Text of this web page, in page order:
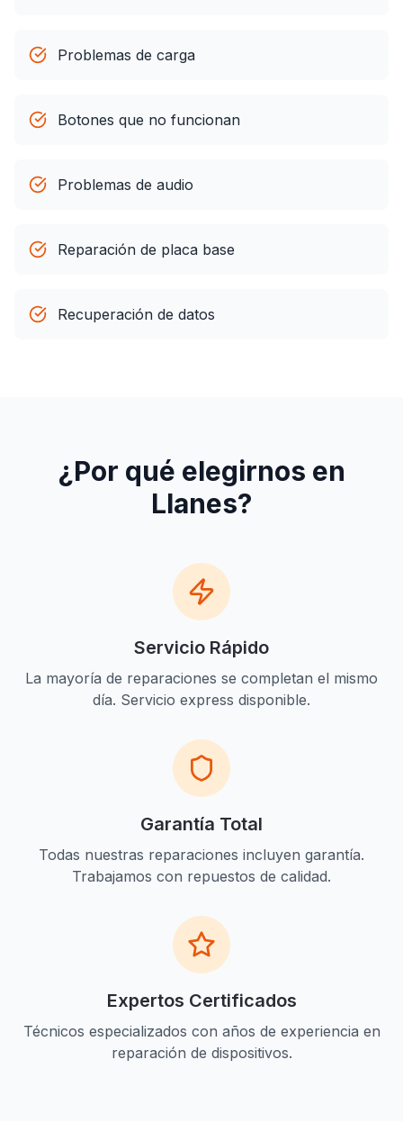
Problemas de carga
Botones que no funcionan
Problemas de audio
Reparación de placa base
Recuperación de datos
¿Por qué elegirnos en
Llanes?
Servicio Rápido
La mayoría de reparaciones se completan el mismo
día. Servicio express disponible.
Garantía Total
Todas nuestras reparaciones incluyen garantía.
Trabajamos con repuestos de calidad.
Expertos Certificados
Técnicos especializados con años de experiencia en
reparación de dispositivos.